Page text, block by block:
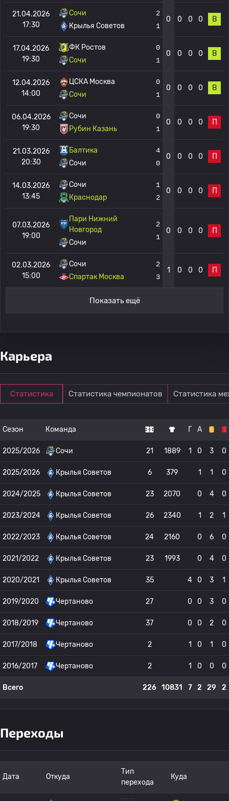
21.04.2026
17:30
Сочи
Крылья Советов
2
1
0 0 0 0 В
17.04.2026
19:30
ФК Ростов
Сочи
0
1
0 0 0 0 В
12.04.2026
14:00
ЦСКА Москва
Сочи
0
1
0 0 0 0 В
06.04.2026
19:30
Сочи
Рубин Казань
0
1
0 0 0 0 П
21.03.2026
20:30
Балтика
Сочи
4
0
0 0 0 0 П
14.03.2026
13:45
Сочи
Краснодар
1
2
0 0 0 0 П
07.03.2026
19:00
Пари Нижний
Новгород
Сочи
2
1
0 0 0 0 П
02.03.2026
15:00
Сочи
Спартак Москва
2
3
1 0 0 0 П
Показать ещё
Карьера
Статистика Статистика чемпионатов Статистика
Сезон Команда Г А
2025/2026 Сочи 21 1889 1 0 3 0
2025/2026 Крылья Советов 6 379 1 1 0
2024/2025 Крылья Советов 23 2070 0 4 0
2023/2024 Крылья Советов 26 2340 1 2 1
2022/2023 Крылья Советов 24 2160 0 6 0
2021/2022 Крылья Советов 23 1993 0 4 0
2020/2021 Крылья Советов 35 4 0 3 1
2019/2020 Чертаново 27 0 0 3 0
2018/2019 Чертаново 37 0 0 2 0
2017/2018 Чертаново 2 1 0 1 0
2016/2017 Чертаново 2 1 0 0 0
Всего 226 10831 7 2 29 2
Переходы
Дата Откуда
Тип
перехода
Куда